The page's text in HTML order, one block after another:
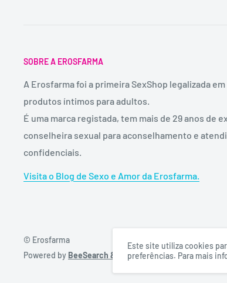
SOBRE A EROSFARMA
A Erosfarma foi a primeira SexShop legalizada
produtos íntimos para adultos.
É uma marca registada, tem mais de 29 anos de
conselheira sexual para aconselhamento e
confidenciais.
Visita o Blog de Sexo e Amor da Erosfarma.
© Erosfarma
Powered by BeeSearch & DigitalFullBox
Este site utiliza cookies
preferências. Para mais